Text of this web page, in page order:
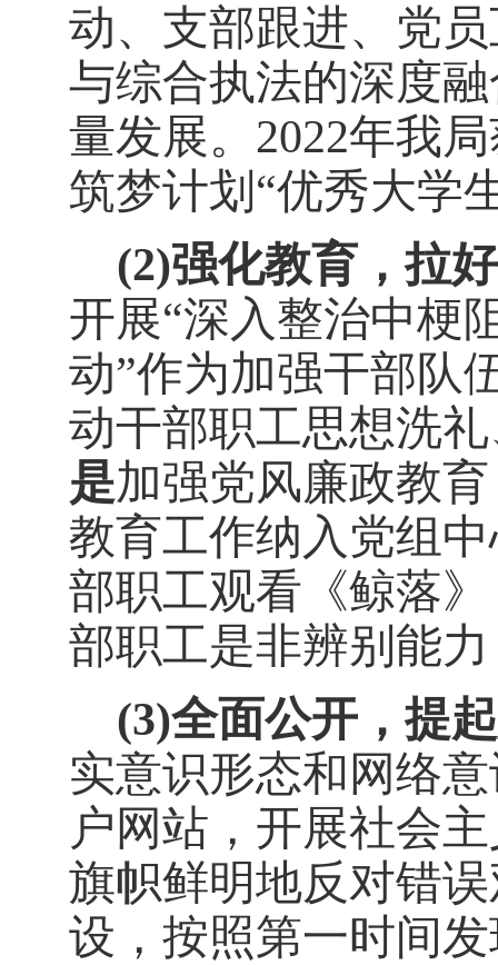
动、支部跟进、党
与综合执法的深度
量发展。 2022年我
筑梦计划“优秀大学
(2)强化教育，拉
开展“深入整治中梗
动”作为加强干部队
动干部职工思想洗
是加强党风廉政教
教育工作纳入党组
部职工观看《鲸落
部职工是非辨别能
(3)全面公开，提
实意识形态和网络
户网站，开展社会
旗帜鲜明地反对错
设，按照第一时间